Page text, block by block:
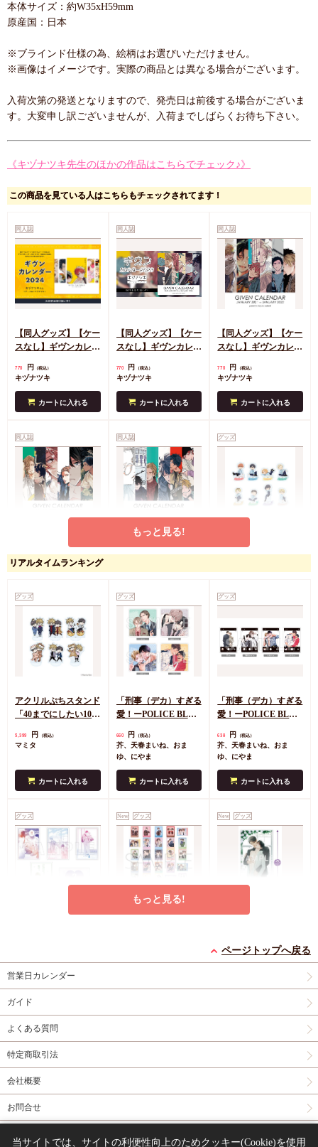
本体サイズ：約W35xH59mm
原産国：日本
※ブラインド仕様の為、絵柄はお選びいただけません。
※画像はイメージです。実際の商品とは異なる場合がございます。
入荷次第の発送となりますので、発売日は前後する場合がございま
す。大変申し訳ございませんが、入荷までしばらくお待ち下さい。
《キヅナツキ先生のほかの作品はこちらでチェック♪》
この商品を見ている人はこちらもチェックされてます！
同人誌
【同人グッズ】【ケー
スなし】ギヴンカレン
770 円 （税込）
キヅナツキ
カートに入れる
同人誌
【同人グッズ】【ケー
スなし】ギヴンカレン
770 円 （税込）
キヅナツキ
カートに入れる
同人誌
【同人グッズ】【ケー
スなし】ギヴンカレン
770 円 （税込）
キヅナツキ
カートに入れる
同人誌
スなし】ギヴンカレン
ダー2022
円
同人誌
スなし】ギヴンカレン
円
カートに入れる
グッズ
「映画 ギヴン 海へ」
トイラスト)
円
もっと見る!
リアルタイムランキング
グッズ
アクリルぷちスタンド
「40までにしたい10の
トセット(全6種)(公式
ト)
5,399 円 （税込）
マミタ
カートに入れる
グッズ
「刑事（デカ）すぎる
愛！ーPOLICE BLフ
ーディングアクリルコ
ースター＜A＞（全4
種）
660 円 （税込）
芥、天春まいね、おま
ゆ、にやま
カートに入れる
グッズ
「刑事（デカ）すぎる
愛！ーPOLICE BLフ
モード風トレーディン
グアクリルカード＜A
＞（全4種）
638 円 （税込）
芥、天春まいね、おま
ゆ、にやま
カートに入れる
グッズ
ズ トレーディング名
場面アクリルカード
（全5種）
北野仁/凪良ゆう
カートに入れる
New グッズ
仔縞楽々
予約する
New グッズ
花嫁 共鳴恋情２」
BIGアクリルスタンド
3,960 円（税込）
岩本薫/幸村佳苗
予約する
New グッズ
いのラブソング Riff」
しゃこれPREMIUM
ンドロールは地獄まで
もっと見る!
ページトップへ戻る
営業日カレンダー
ガイド
よくある質問
特定商取引法
会社概要
お問合せ
当サイトでは、サイトの利便性向上のためクッキー(Cookie)を使用